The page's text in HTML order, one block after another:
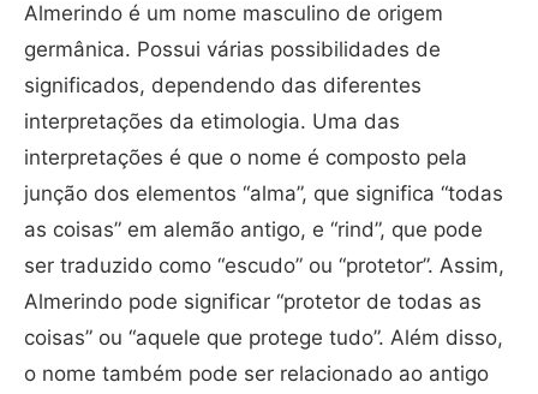
Almerindo é um nome masculino de origem
germânica. Possui várias possibilidades de
significados, dependendo das diferentes
interpretações da etimologia. Uma das
interpretações é que o nome é composto pela
junção dos elementos “alma”, que significa “todas
as coisas” em alemão antigo, e “rind”, que pode
ser traduzido como “escudo” ou “protetor”. Assim,
Almerindo pode significar “protetor de todas as
coisas” ou “aquele que protege tudo”. Além disso,
o nome também pode ser relacionado ao antigo